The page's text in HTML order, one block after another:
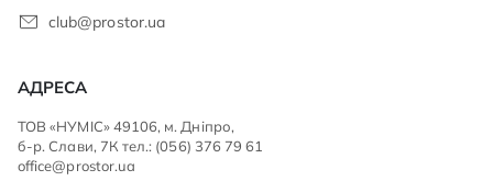
club@prostor.ua
АДРЕСА
ТОВ «НУМІС» 49106, м. Дніпро,
б-р. Слави, 7К тел.: (056) 376 79 61
office@prostor.ua